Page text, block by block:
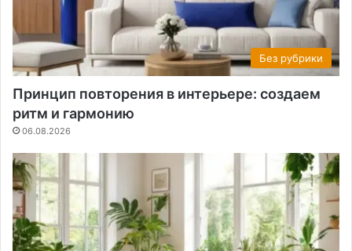
Без рубрики
Принцип повторения в интерьере: создаем
ритм и гармонию
06.08.2026